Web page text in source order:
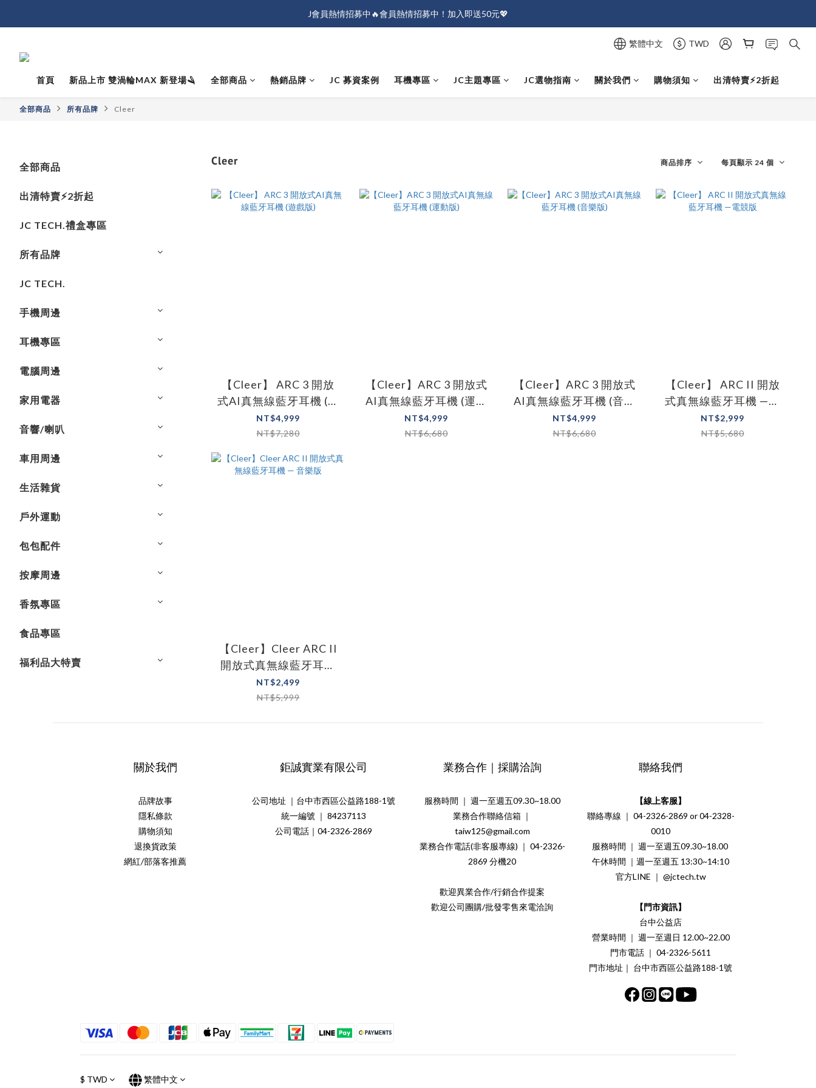
J會員熱情招募中🔥會員熱情招募中！加入即送50元💖
J會員熱情招募中🔥會員熱情招募中！加入即送50元💖
繁體中文 TWD
首頁 新品上市 雙渦輪MAX 新登場🪒 全部商品 熱銷品牌 JC 募資案例 耳機專區 JC主題專區 JC選物指南 關於我們 購物須知 出清特賣⚡️2折起
全部商品 所有品牌 Cleer
全部商品
出清特賣⚡️2折起
JC TECH.禮盒專區
所有品牌
JC TECH.
手機周邊
耳機專區
電腦周邊
家用電器
音響/喇叭
車用周邊
生活雜貨
戶外運動
包包配件
按摩周邊
香氛專區
食品專區
福利品大特賣
Cleer 商品排序 每頁顯示 24 個
【Cleer】 ARC 3 開放
式AI真無線藍牙耳機 (遊
戲版)
NT$4,999
NT$7,280
【Cleer】ARC 3 開放式
AI真無線藍牙耳機 (運動
版)
NT$4,999
NT$6,680
【Cleer】ARC 3 開放式
AI真無線藍牙耳機 (音樂
版)
NT$4,999
NT$6,680
【Cleer】 ARC II 開放
式真無線藍牙耳機 —電
競版
NT$2,999
NT$5,680
【Cleer】Cleer ARC II
開放式真無線藍牙耳機
— 音樂版
NT$2,499
NT$5,999
關於我們
品牌故事
隱私條款
購物須知
退換貨政策
網紅/部落客推薦
鉅誠實業有限公司
公司地址 ｜台中市西區公益路188-1號
統一編號 ｜ 84237113
公司電話｜04-2326-2869
業務合作｜採購洽詢
服務時間 ｜ 週一至週五09.30~18.00
業務合作聯絡信箱 ｜
taiw125@gmail.com
業務合作電話(非客服專線) ｜ 04-2326-
2869 分機20
歡迎異業合作/行銷合作提案
歡迎公司團購/批發零售來電洽詢
聯絡我們
【線上客服】
聯絡專線 ｜ 04-2326-2869 or 04-2328-
0010
服務時間 ｜ 週一至週五09.30~18.00
午休時間 ｜週一至週五 13:30~14:10
官方LINE ｜ @jctech.tw
【門市資訊】
台中公益店
營業時間 ｜ 週一至週日 12.00~22.00
門市電話 ｜ 04-2326-5611
門市地址｜ 台中市西區公益路188-1號
$ TWD 繁體中文